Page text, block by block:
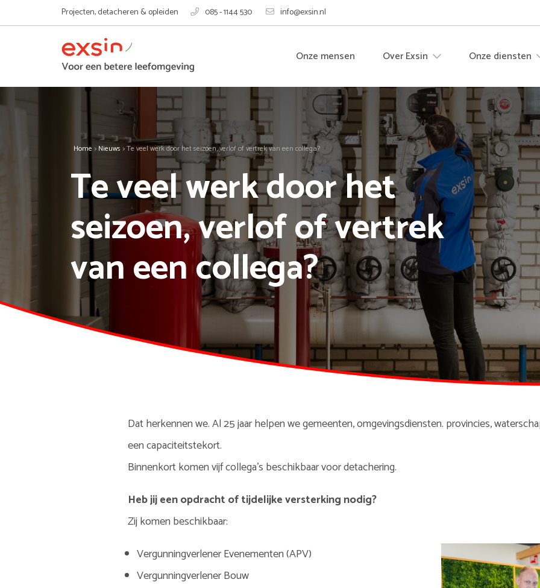
Projecten, detacheren & opleiden 085 - 1144 530 info@exsin.nl
Onze mensen Over Exsin Onze diensten
Home > Nieuws >Te veel werk door het seizoen, verlof of vertrek van een collega?
Te veel werk door het
seizoen, verlof of vertrek
van een collega?
Dat herkennen we. Al 25 jaar helpen we gemeenten, omgevingsdiensten. provincies,
een capaciteitstekort.
Binnenkort komen vijf collega’s beschikbaar voor detachering.
Heb jij een opdracht of tijdelijke versterking nodig?
Zij komen beschikbaar:
Vergunningverlener Evenementen (APV)
Vergunningverlener Bouw